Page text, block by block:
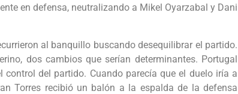
en defensa, neutralizando a Mikel Oyarzabal y Dani
al banquillo buscando desequilibrar el partido.
dos cambios que serían determinantes. Portugal
del partido. Cuando parecía que el duelo iría a
Torres recibió un balón a la espalda de la defensa